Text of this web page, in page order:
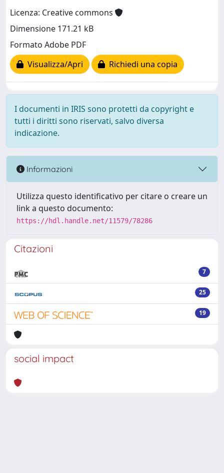
Licenza: Creative commons
Dimensione 171.21 kB
Formato Adobe PDF
Visualizza/Apri
Richiedi una copia
I documenti in IRIS sono protetti da copyright e
tutti i diritti sono riservati, salvo diversa
indicazione.
Informazioni
Utilizza questo identificativo per citare o creare un
link a questo documento:
https://hdl.handle.net/11579/78286
Citazioni
7
25
19
social impact